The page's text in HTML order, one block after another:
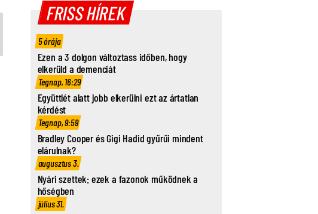
FRISS HÍREK
5 órája
Ezen a 3 dolgon változtass időben, hogy
elkerüld a demenciát
Tegnap, 16:29
Együttlét alatt jobb elkerülni ezt az ártatlan
kérdést
Tegnap, 9:59
Bradley Cooper és Gigi Hadid gyűrűi mindent
elárulnak?
augusztus 3.
Nyári szettek: ezek a fazonok működnek a
hőségben
július 31.